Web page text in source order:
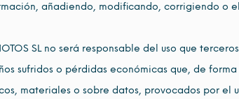
añadiendo, modificando, corrigiendo o
SL no será responsable del uso que
sufridos o pérdidas económicas que, de
materiales o sobre datos, provocados por el